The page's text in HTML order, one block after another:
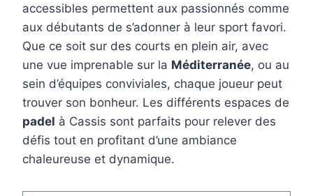
accessibles permettent aux passionnés comme
aux débutants de s’adonner à leur sport favori.
Que ce soit sur des courts en plein air, avec
une vue imprenable sur la Méditerranée, ou au
sein d’équipes conviviales, chaque joueur peut
trouver son bonheur. Les différents espaces de
padel à Cassis sont parfaits pour relever des
défis tout en profitant d’une ambiance
chaleureuse et dynamique.